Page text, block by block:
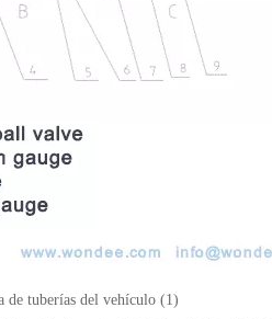
de tuberías del vehículo (1)